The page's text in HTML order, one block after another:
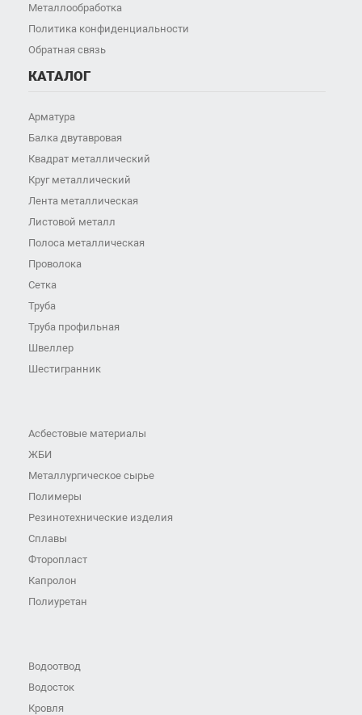
Металлообработка
Политика конфиденциальности
Обратная связь
КАТАЛОГ
Арматура
Балка двутавровая
Квадрат металлический
Круг металлический
Лента металлическая
Листовой металл
Полоса металлическая
Проволока
Сетка
Труба
Труба профильная
Швеллер
Шестигранник
Асбестовые материалы
ЖБИ
Металлургическое сырье
Полимеры
Резинотехнические изделия
Сплавы
Фторопласт
Капролон
Полиуретан
Водоотвод
Водосток
Кровля